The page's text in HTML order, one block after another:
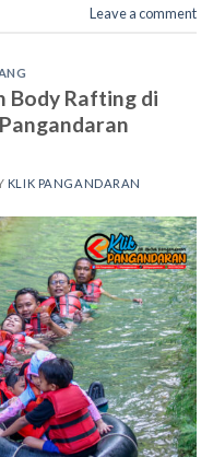
Leave a comment
Body Rafting di
KLIK PANGANDARAN